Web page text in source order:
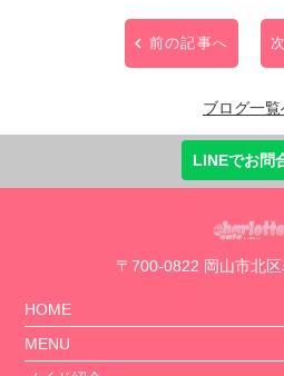
前の記事へ
ブログ一覧
LINEでお問
〒700-0822 岡山市北
HOME
MENU